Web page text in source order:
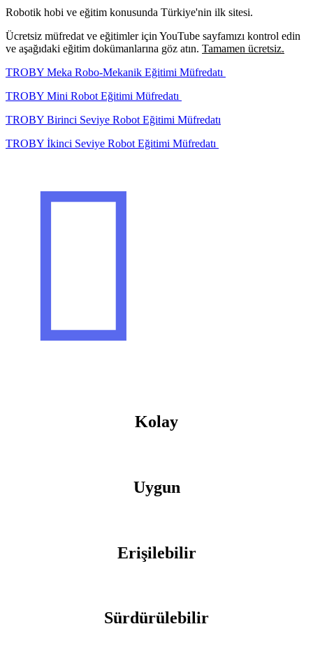
Robotik hobi ve eğitim konusunda Türkiye'nin ilk sitesi.
Ücretsiz müfredat ve eğitimler için YouTube sayfamızı kontrol edin
ve aşağıdaki eğitim dokümanlarına göz atın. Tamamen ücretsiz.
TROBY Meka Robo-Mekanik Eğitimi Müfredatı
TROBY Mini Robot Eğitimi Müfredatı
TROBY Birinci Seviye Robot Eğitimi Müfredatı
TROBY İkinci Seviye Robot Eğitimi Müfredatı

Kolay
Uygun
Erişilebilir
Sürdürülebilir